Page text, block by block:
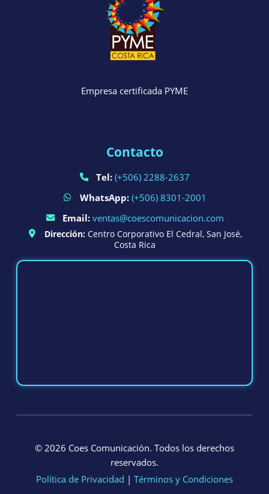
Empresa certificada PYME
Contacto
Tel: (+506) 2288-2637
WhatsApp: (+506) 8301-2001
Email: ventas@coescomunicacion.com
Dirección:Centro Corporativo El Cedral, San José,
Costa Rica
© 2026 Coes Comunicación. Todos los derechos
reservados.
Política de Privacidad | Términos y Condiciones